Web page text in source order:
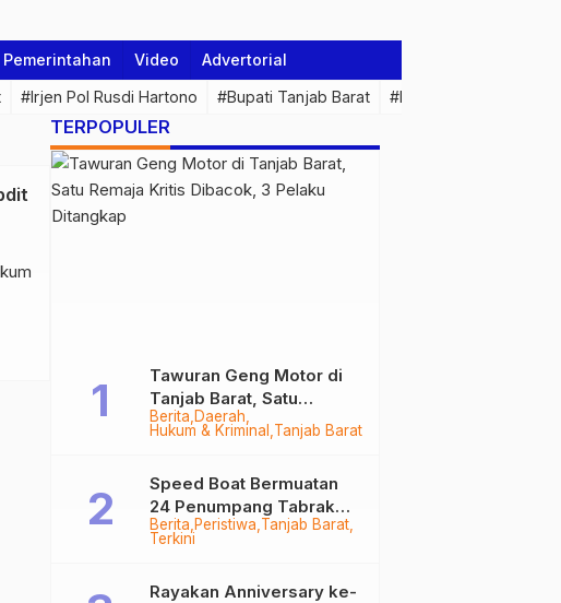
Pemerintahan Video Advertorial
#Irjen Pol Rusdi Hartono #Bupati Tanjab Barat #Pemprov Jambi
TERPOPULER
Berita Daerah
Hukum & Kriminal Tanjab Barat
Tawuran Geng Motor di
Tanjab Barat, Satu
Remaja Kritis Dibacok, 3
Pelaku Ditangkap
Berita Peristiwa Tanjab Barat
Terkini
Speed Boat Bermuatan
24 Penumpang Tabrak
Togok di Kuala Tungkal,
Rayakan Anniversary ke-